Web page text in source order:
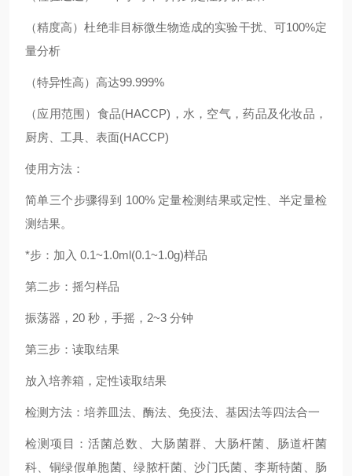
（精度高）杜绝非目标微生物造成的实验干扰、可100%定
量分析
（特异性高）高达99.999%
（应用范围）食品(HACCP)，水，空气，药品及化妆品，
厨房、工具、表面(HACCP)
使用方法：
简单三个步骤得到 100% 定量检测结果或定性、半定量检
测结果。
*步：加入 0.1~1.0ml(0.1~1.0g)样品
第二步：摇匀样品
振荡器，20 秒，手摇，2~3 分钟
第三步：读取结果
放入培养箱，定性读取结果
检测方法：培养皿法、酶法、免疫法、基因法等四法合一
检测项目：活菌总数、大肠菌群、大肠杆菌、肠道杆菌
科、铜绿假单胞菌、绿脓杆菌、沙门氏菌、李斯特菌、肠